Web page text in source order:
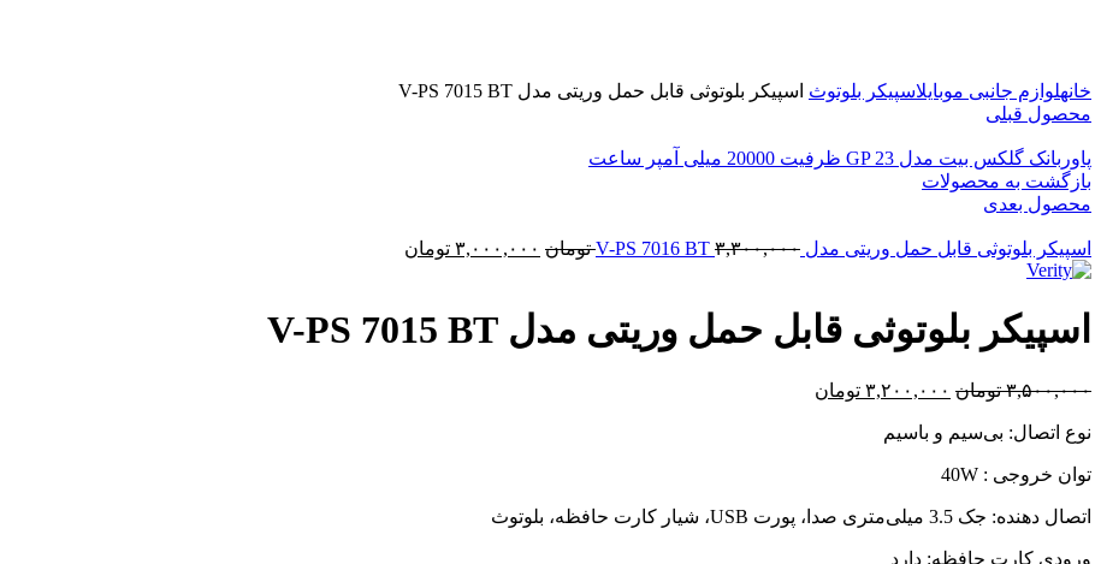
خانهلوازم جانبی موبایلاسپیکر بلوتوث اسپیکر بلوتوثی قابل حمل وریتی مدل V-PS 7015 BT
محصول قبلی
پاوربانک گلکس بیت مدل GP 23 ظرفیت 20000 میلی آمپر ساعت
بازگشت به محصولات
محصول بعدی
اسپیکر بلوتوثی قابل حمل وریتی مدل V-PS 7016 BT ۳,۳۰۰,۰۰۰ تومان ۳,۰۰۰,۰۰۰ تومان
اسپیکر بلوتوثی قابل حمل وریتی مدل V-PS 7015 BT
۳,۵۰۰,۰۰۰ تومان ۳,۲۰۰,۰۰۰ تومان
نوع اتصال: بی‌سیم و باسیم
توان خروجی : 40W
اتصال دهنده: جک 3.5 میلی‌متری صدا، پورت USB، شیار کارت حافظه، بلوتوث
ورودی کارت حافظه: دارد